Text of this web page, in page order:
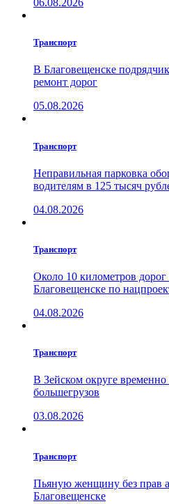
06.08.2026
Транспорт
В Благовещенске
ремонт дорог
05.08.2026
Транспорт
Неправильная парковка
водителям в 125 тысяч
04.08.2026
Транспорт
Около 10 километров
Благовещенске по
04.08.2026
Транспорт
В Зейском округе
большегрузов
03.08.2026
Транспорт
Пьяную женщину без прав
Благовещенске